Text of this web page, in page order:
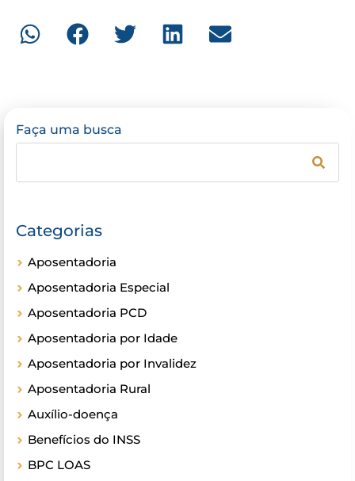
Faça uma busca
Categorias
Aposentadoria
Aposentadoria Especial
Aposentadoria PCD
Aposentadoria por Idade
Aposentadoria por Invalidez
Aposentadoria Rural
Auxílio-doença
Benefícios do INSS
BPC LOAS